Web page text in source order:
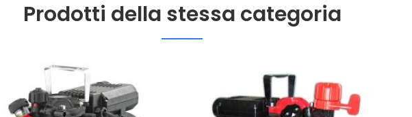
Prodotti della stessa categoria